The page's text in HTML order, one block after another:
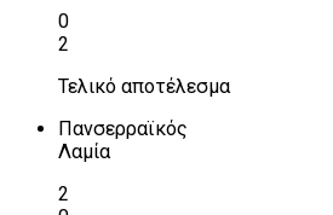
0
2
Τελικό αποτέλεσμα
Πανσερραϊκός
Λαμία
2